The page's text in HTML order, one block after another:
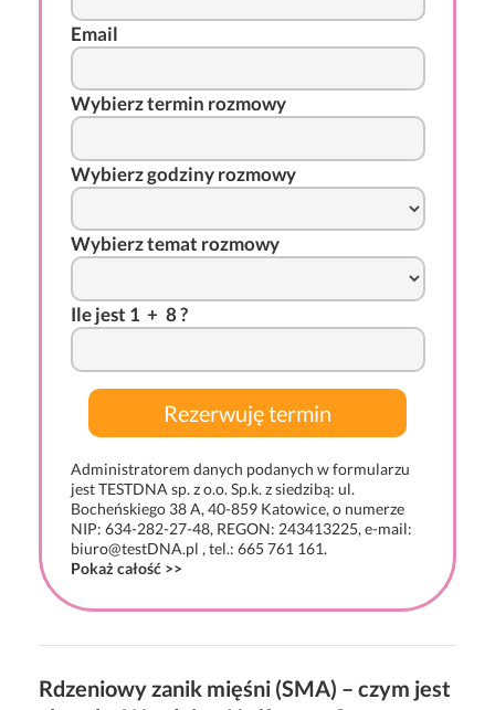
Email
Wybierz termin rozmowy
Wybierz godziny rozmowy
Wybierz temat rozmowy
Ile jest 1 + 8 ?
Administratorem danych podanych w formularzu
jest TESTDNA sp. z o.o. Sp.k. z siedzibą: ul.
Bocheńskiego 38 A, 40-859 Katowice, o numerze
NIP: 634-282-27-48, REGON: 243413225, e-mail:
biuro@testDNA.pl , tel.: 665 761 161.
Pokaż całość >>
Rdzeniowy zanik mięśni (SMA) – czym jest